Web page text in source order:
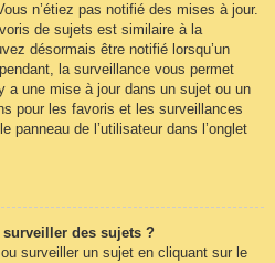
n’étiez pas notifié des mises à jour.
de sujets est similaire à la
désormais être notifié lorsqu’un
la surveillance vous permet
a une mise à jour dans un sujet ou un
pour les favoris et les surveillances
panneau de l’utilisateur dans l’onglet
des sujets ?
surveiller un sujet en cliquant sur le